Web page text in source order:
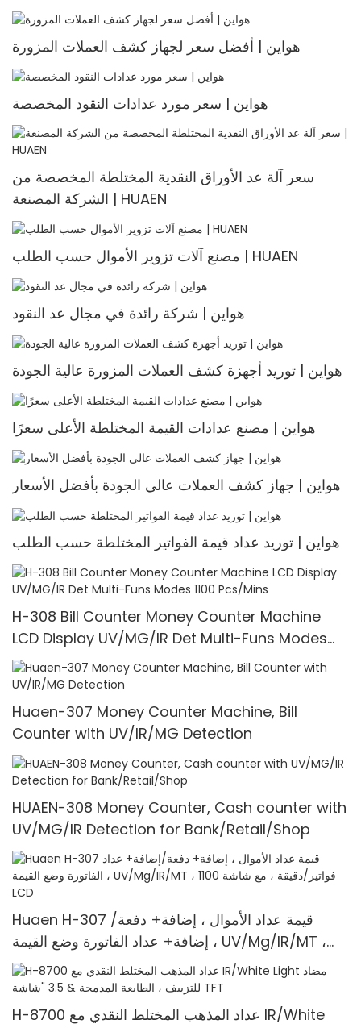
هواين | أفضل سعر لجهاز كشف العملات المزورة
هواين | سعر مورد عدادات النقود المخصصة
سعر آلة عد الأوراق النقدية المختلطة المخصصة من
الشركة المصنعة | HUAEN
مصنع آلات تزوير الأموال حسب الطلب | HUAEN
هواين | شركة رائدة في مجال عد النقود
هواين | توريد أجهزة كشف العملات المزورة عالية الجودة
هواين | مصنع عدادات القيمة المختلطة الأعلى سعرًا
هواين | جهاز كشف العملات عالي الجودة بأفضل الأسعار
هواين | توريد عداد قيمة الفواتير المختلطة حسب الطلب
H-308 Bill Counter Money Counter Machine
LCD Display UV/MG/IR Det Multi-Funs Modes
1100 Pcs/Mins
Huaen-307 Money Counter Machine, Bill
Counter with UV/IR/MG Detection
HUAEN-308 Money Counter, Cash counter with
UV/MG/IR Detection for Bank/Retail/Shop
Huaen H-307 قيمة عداد الأموال ، إضافة+ دفعة/
إضافة+ عداد الفاتورة وضع القيمة ، UV/Mg/IR/MT ،
1100 فواتير/دقيقة ، مع شاشة LCD
H-8700 عداد المذهب المختلط النقدي مع IR/White